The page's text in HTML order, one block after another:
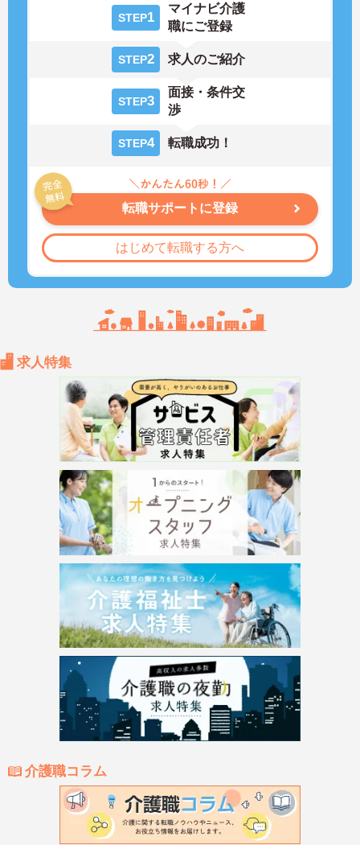
STEP1
マイナビ介護
職にご登録
STEP2 求人のご紹介
STEP3
面接・条件交
渉
STEP4 転職成功！
転職サポートに登録
はじめて転職する方へ
求人特集
介護職コラム